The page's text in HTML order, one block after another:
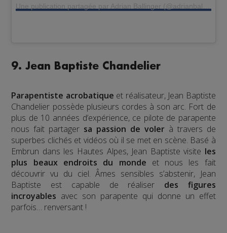
9. Jean Baptiste Chandelier
Parapentiste acrobatique et réalisateur, Jean Baptiste
Chandelier possède plusieurs cordes à son arc. Fort de
plus de 10 années d’expérience, ce pilote de parapente
nous fait partager sa passion de volerà travers de
superbes clichés et vidéos où il se met en scène. Basé à
Embrun dans les Hautes Alpes, Jean Baptiste visite les
plus beaux endroits du monde et nous les fait
découvrir vu du ciel. Âmes sensibles s’abstenir, Jean
Baptiste est capable de réaliser des figures
incroyables avec son parapente qui donne un effet
parfois… renversant !